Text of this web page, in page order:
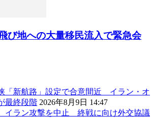
び地への大量移民流入で緊急会
「新航路」設定で合意間近 イラン・オ
最終段階 2026年8月9日 14:47
イラン攻撃を中止 終戦に向け外交協議